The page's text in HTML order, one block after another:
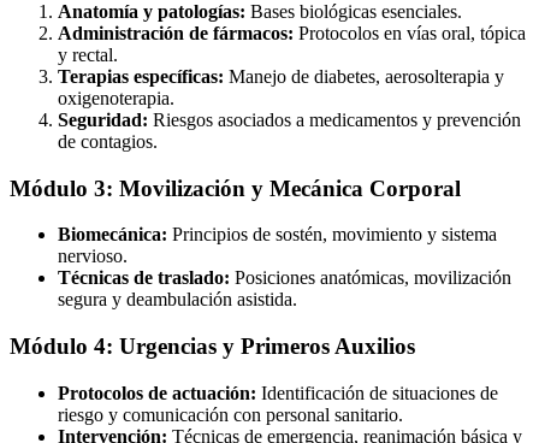
Anatomía y patologías: Bases biológicas esenciales.
Administración de fármacos: Protocolos en vías oral, tópica
y rectal.
Terapias específicas: Manejo de diabetes, aerosolterapia y
oxigenoterapia.
Seguridad: Riesgos asociados a medicamentos y prevención
de contagios.
Módulo 3: Movilización y Mecánica Corporal
Biomecánica: Principios de sostén, movimiento y sistema
nervioso.
Técnicas de traslado: Posiciones anatómicas, movilización
segura y deambulación asistida.
Módulo 4: Urgencias y Primeros Auxilios
Protocolos de actuación: Identificación de situaciones de
riesgo y comunicación con personal sanitario.
Intervención: Técnicas de emergencia, reanimación básica y